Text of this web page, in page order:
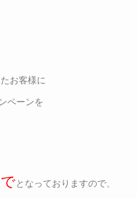
お客様に
ペーンを
となっておりますので、